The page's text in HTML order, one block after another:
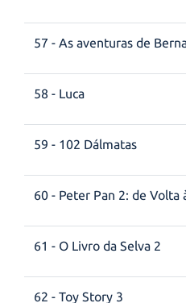
57 - As aventuras de
58 - Luca
59 - 102 Dálmatas
60 - Peter Pan 2: de Volta
61 - O Livro da Selva 2
62 - Toy Story 3